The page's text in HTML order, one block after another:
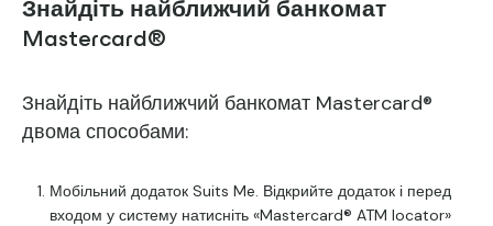
Знайдіть найближчий банкомат
Mastercard®
Знайдіть найближчий банкомат Mastercard®
двома способами:
Мобільний додаток Suits Me. Відкрийте додаток і перед
входом у систему натисніть «Mastercard® ATM locator»